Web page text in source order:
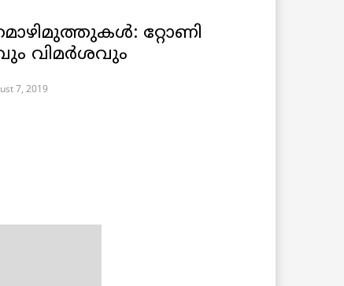
റ്റോണി
വിമര്‍ശവും
7, 2019